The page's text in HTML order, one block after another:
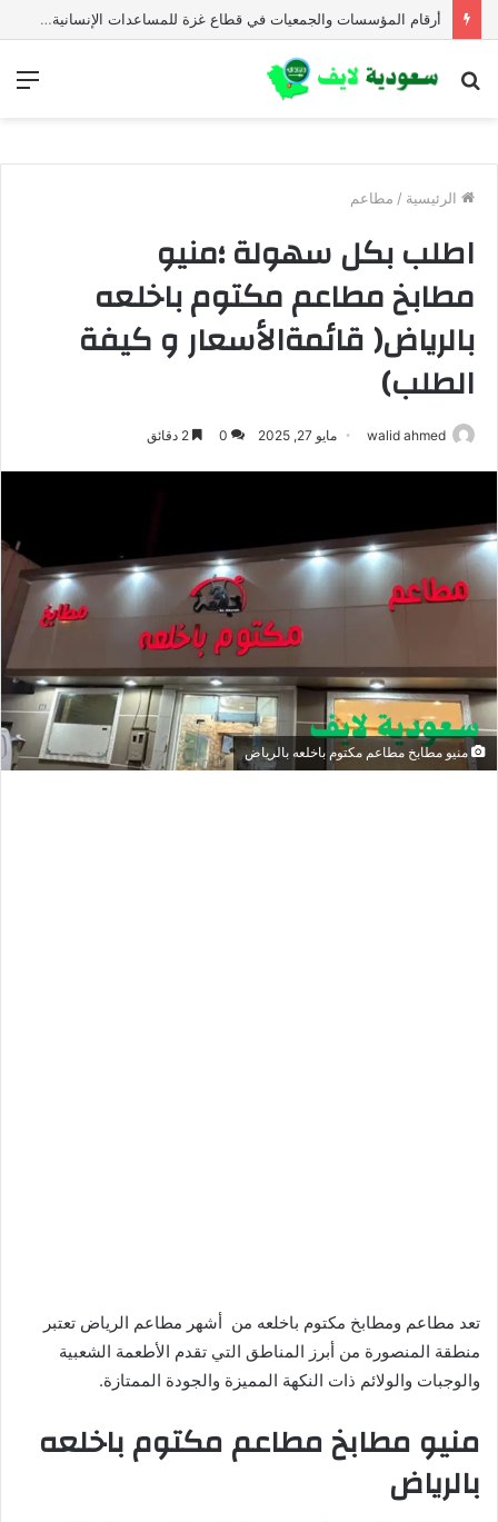
أرقام المؤسسات والجمعيات في قطاع غزة للمساعدات الإنسانية العاجلة
بحث
الرئيسية / مطاعم
اطلب بكل سهولة ؛منيو
مطابخ مطاعم مكتوم باخلعه
بالرياض( قائمةالأسعار و كيفة
الطلب)
walid ahmed مايو 27, 2025 0
منيو مطابخ مطاعم مكتوم باخلعه بالرياض
تعد مطاعم ومطابخ مكتوم باخلعه من أشهر مطاعم الرياض تعتبر
منطقة المنصورة من أبرز المناطق التي تقدم الأطعمة الشعبية
والوجبات والولائم ذات النكهة المميزة والجودة الممتازة.
منيو مطابخ مطاعم مكتوم باخلعه
بالرياض